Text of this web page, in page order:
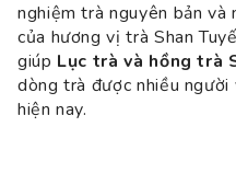
nghiệm trà nguyên bản và
của hương vị trà Shan
giúp Lục trà và hồng trà
dòng trà được nhiều
hiện nay.